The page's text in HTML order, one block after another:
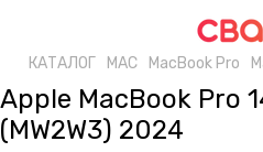
КАТАЛОГ MAC MacBook Pro
Apple MacBook Pro
(MW2W3) 2024